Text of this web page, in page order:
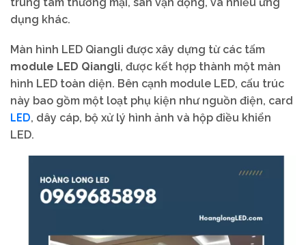
dụng khác.
Màn hình LED Qiangli được xây dựng từ các tấm
module LED Qiangli, được kết hợp thành một màn
hình LED toàn diện. Bên cạnh module LED, cấu trúc
này bao gồm một loạt phụ kiện như nguồn điện, card
LED, dây cáp, bộ xử lý hình ảnh và hộp điều khiển
LED.